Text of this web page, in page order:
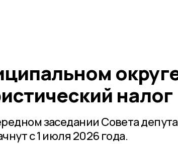
налог
заседании Совета
с 1 июля 2026 года.